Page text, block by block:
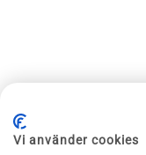
Vi använder cookies